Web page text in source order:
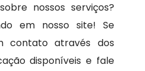
nossos serviços?
em nosso site! Se
contato através dos
disponíveis e fale